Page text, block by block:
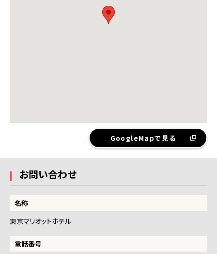
GoogleMapで見る
お問い合わせ
名称
東京マリオットホテル
電話番号